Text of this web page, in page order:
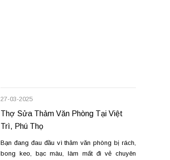
27-03-2025
Thợ Sửa Thảm Văn Phòng Tại Việt
Trì, Phú Thọ
Bạn đang đau đầu vì thảm văn phòng bị rách,
bong keo, bạc màu, làm mất đi vẻ chuyên